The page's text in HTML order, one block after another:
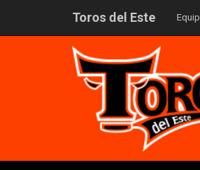
Toros del Este